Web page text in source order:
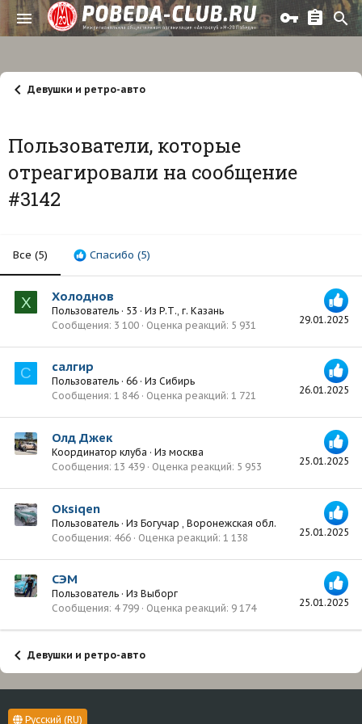
Девушки и ретро-авто
Пользователи, которые
отреагировали на сообщение
#3142
Все (5) Спасибо (5)
Х
29.01.2025
Холоднов
Пользователь · 53 · Из Р.Т., г. Казань
Сообщения 3 100 Оценка реакций 5 931
С
26.01.2025
салгир
Пользователь · 66 · Из Сибирь
Сообщения 1 846 Оценка реакций 1 721
25.01.2025
Олд Джек
Координатор клуба · Из москва
Сообщения 13 439 Оценка реакций 5 953
25.01.2025
Oksiqen
Пользователь · Из Богучар , Воронежская обл.
Сообщения 466 Оценка реакций 1 138
25.01.2025
СЭМ
Пользователь · Из Выборг
Сообщения 4 799 Оценка реакций 9 174
Девушки и ретро-авто
Русский (RU)